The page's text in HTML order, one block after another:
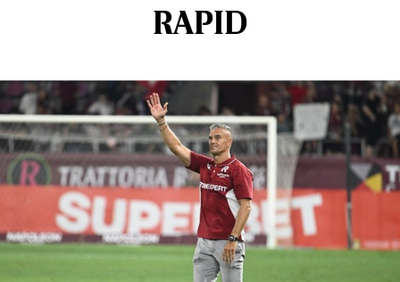
RAPID